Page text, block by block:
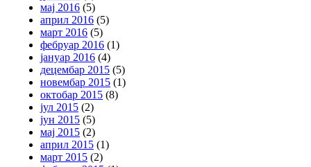
мај 2016 (5)
април 2016 (5)
март 2016 (5)
фебруар 2016 (1)
јануар 2016 (4)
децембар 2015 (5)
новембар 2015 (1)
октобар 2015 (8)
јул 2015 (2)
јун 2015 (5)
мај 2015 (2)
април 2015 (1)
март 2015 (2)